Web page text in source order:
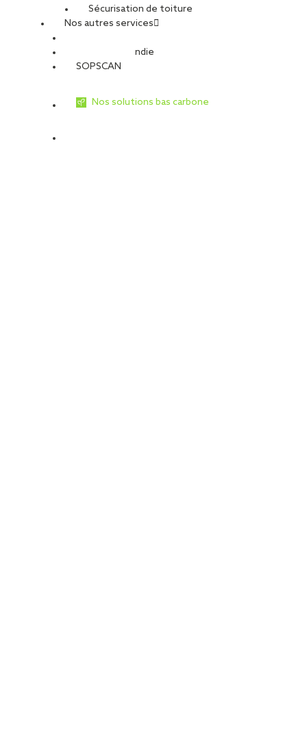
Sécurisation de toiture
Nos autres services
Sécurité Incendie
SOPSCAN
Nos solutions bas carbone